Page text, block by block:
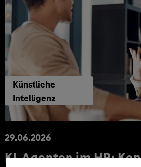
Künstliche
Intelligenz
29.06.2026
KI‑Agenten im HR: